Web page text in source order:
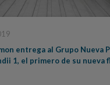
entrega al Grupo Nueva
1, el primero de su nueva